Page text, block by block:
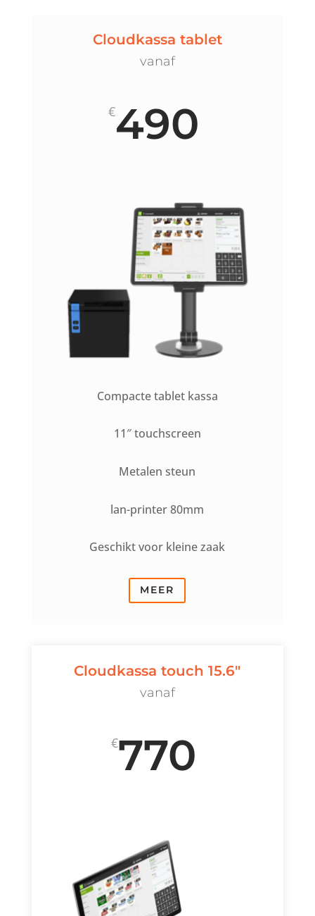
Cloudkassa tablet
vanaf
€490
Compacte tablet kassa
11″ touchscreen
Metalen steun
lan-printer 80mm
Geschikt voor kleine zaak
MEER
Cloudkassa touch 15.6"
vanaf
€770